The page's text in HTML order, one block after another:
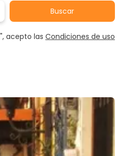
Buscar
acepto las Condiciones de uso